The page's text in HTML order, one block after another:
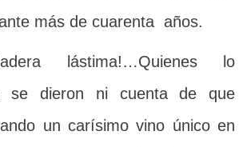
más de cuarenta años.
lástima!…Quienes lo
se dieron ni cuenta de que
un carísimo vino único en